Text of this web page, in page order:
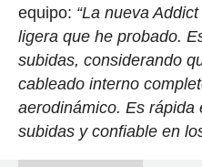
equipo: “La nueva
ligera que he probado.
subidas, considerando
cableado interno
aerodinámico. Es rápida
subidas y confiable en